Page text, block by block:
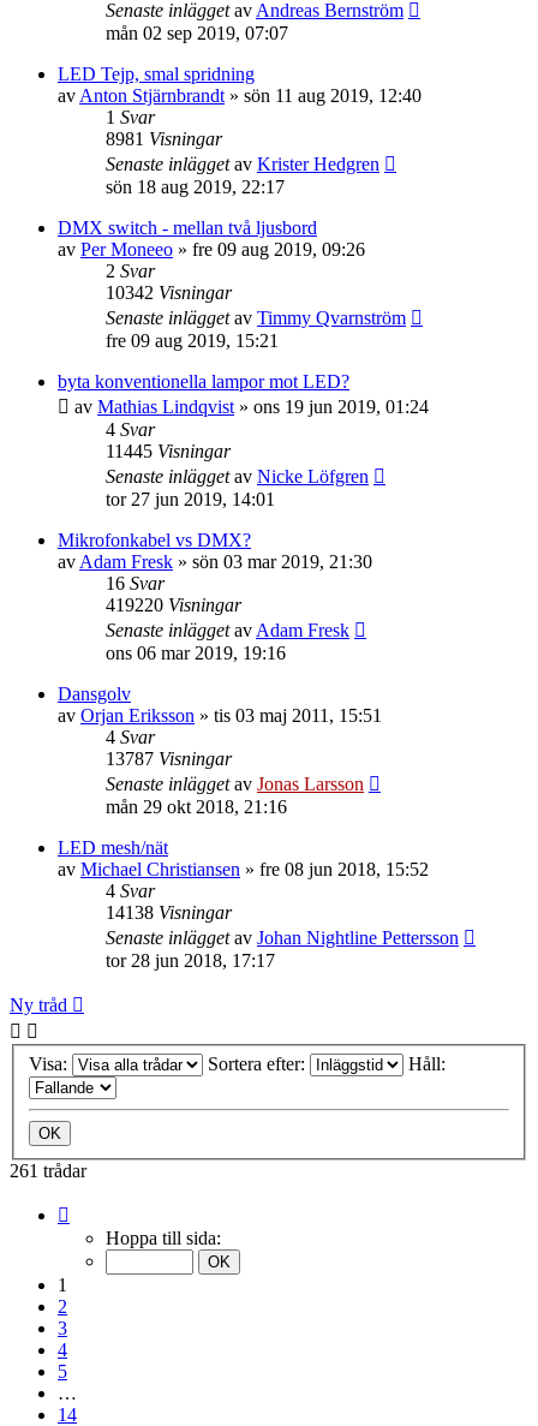
Senaste inläggetav Andreas Bernström
mån 02 sep 2019, 07:07
LED Tejp, smal spridning
av Anton Stjärnbrandt » sön 11 aug 2019, 12:40
1 Svar
8981 Visningar
Senaste inläggetav Krister Hedgren
sön 18 aug 2019, 22:17
DMX switch - mellan två ljusbord
av Per Moneeo » fre 09 aug 2019, 09:26
2 Svar
10342 Visningar
Senaste inläggetav Timmy Qvarnström
fre 09 aug 2019, 15:21
byta konventionella lampor mot LED?
av Mathias Lindqvist » ons 19 jun 2019, 01:24
4 Svar
11445 Visningar
Senaste inläggetav Nicke Löfgren
tor 27 jun 2019, 14:01
Mikrofonkabel vs DMX?
av Adam Fresk » sön 03 mar 2019, 21:30
16 Svar
419220 Visningar
Senaste inläggetav Adam Fresk
ons 06 mar 2019, 19:16
Dansgolv
av Orjan Eriksson » tis 03 maj 2011, 15:51
4 Svar
13787 Visningar
Senaste inläggetav Jonas Larsson
mån 29 okt 2018, 21:16
LED mesh/nät
av Michael Christiansen » fre 08 jun 2018, 15:52
4 Svar
14138 Visningar
Senaste inläggetav Johan Nightline Pettersson
tor 28 jun 2018, 17:17
Ny tråd
Visa: Sortera efter: Håll:
261 trådar
Hoppa till sida:
1
2
3
4
5
…
14